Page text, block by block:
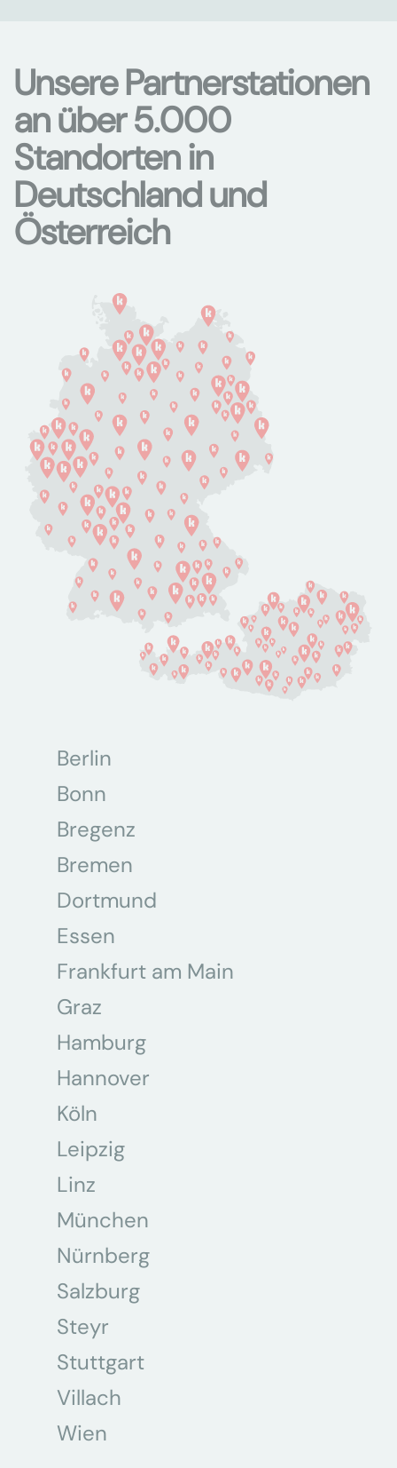
Unsere Partnerstationen
an über 5.000
Standorten in
Deutschland und
Österreich
Berlin
Bonn
Bregenz
Bremen
Dortmund
Essen
Frankfurt am Main
Graz
Hamburg
Hannover
Köln
Leipzig
Linz
München
Nürnberg
Salzburg
Steyr
Stuttgart
Villach
Wien